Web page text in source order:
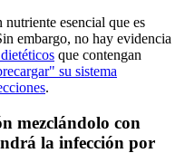
esencial que es
embargo, no hay evidencia
que contengan
su sistema
.
mezclándolo con
la infección por